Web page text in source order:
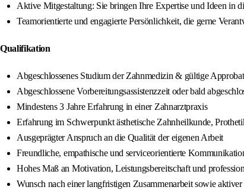
Aktive Mitgestaltung: Sie bringen Ihre Expertise und Ideen in
Teamorientierte und engagierte Persönlichkeit, die gerne
Qualifikation
Abgeschlossenes Studium der Zahnmedizin & gültige
Abgeschlossene Vorbereitungsassistenzzeit oder bald
Mindestens 3 Jahre Erfahrung in einer Zahnarztpraxis
Erfahrung im Schwerpunkt ästhetische Zahnheilkunde,
Ausgeprägter Anspruch an die Qualität der eigenen Arbeit
Freundliche, empathische und serviceorientierte
Hohes Maß an Motivation, Leistungsbereitschaft und
Wunsch nach einer langfristigen Zusammenarbeit sowie